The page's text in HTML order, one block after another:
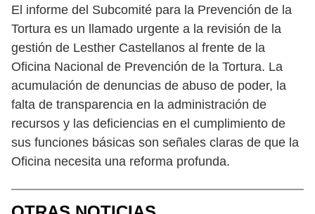
El informe del Subcomité para la Prevención de la
Tortura es un llamado urgente a la revisión de la
gestión de Lesther Castellanos al frente de la
Oficina Nacional de Prevención de la Tortura. La
acumulación de denuncias de abuso de poder, la
falta de transparencia en la administración de
recursos y las deficiencias en el cumplimiento de
sus funciones básicas son señales claras de que la
Oficina necesita una reforma profunda.